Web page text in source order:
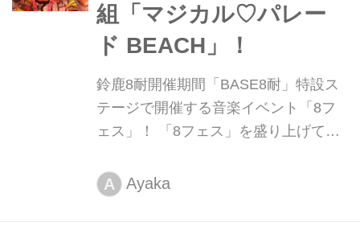
組「マジカル♡パレー
ド BEACH」！
鈴鹿8耐開催期間「BASE8耐」特設ス
テージで開催する音楽イベント「8フ
ェス」！ 「8フェス」を盛り上げてく
集結するなか、今回は一度見たら忘れ
られない確率99.9%系の3人組「マジカ
A Ayaka